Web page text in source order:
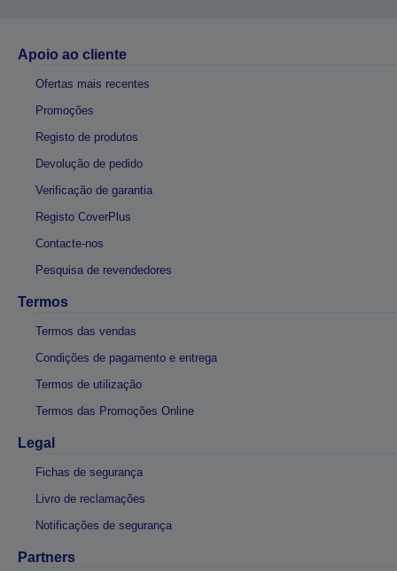
Apoio ao cliente
Ofertas mais recentes
Promoções
Registo de produtos
Devolução de pedido
Verificação de garantia
Registo CoverPlus
Contacte-nos
Pesquisa de revendedores
Termos
Termos das vendas
Condições de pagamento e entrega
Termos de utilização
Termos das Promoções Online
Legal
Fichas de segurança
Livro de reclamações
Notificações de segurança
Partners